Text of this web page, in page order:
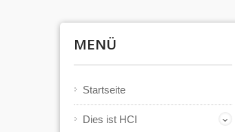
MENÜ
Startseite
Dies ist HCI